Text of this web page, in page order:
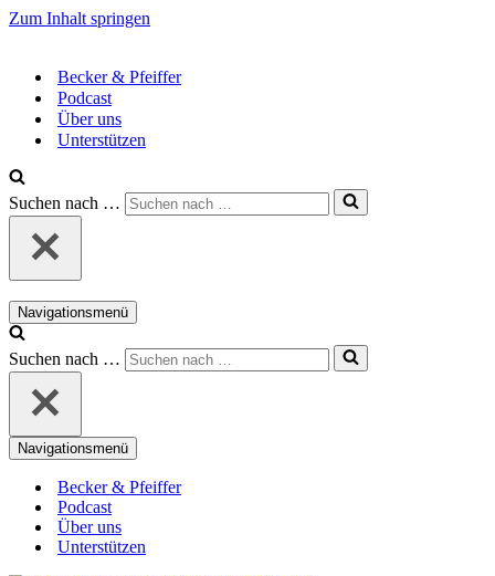
Zum Inhalt springen
Becker & Pfeiffer
Podcast
Über uns
Unterstützen
Suchen nach …
Navigationsmenü
Suchen nach …
Navigationsmenü
Becker & Pfeiffer
Podcast
Über uns
Unterstützen